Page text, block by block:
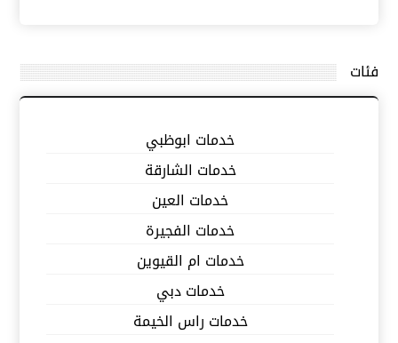
فئات
خدمات ابوظبي
خدمات الشارقة
خدمات العين
خدمات الفجيرة
خدمات ام القيوين
خدمات دبي
خدمات راس الخيمة